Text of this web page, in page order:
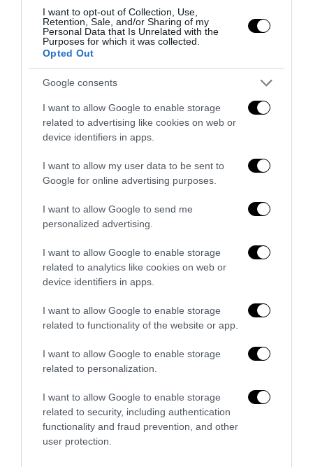
I want to opt-out of Collection, Use,
Retention, Sale, and/or Sharing of my
Personal Data that Is Unrelated with the
Purposes for which it was collected.
Opted Out
Google consents
I want to allow Google to enable storage
related to advertising like cookies on web or
device identifiers in apps.
I want to allow my user data to be sent to
Google for online advertising purposes.
I want to allow Google to send me
personalized advertising.
I want to allow Google to enable storage
related to analytics like cookies on web or
device identifiers in apps.
I want to allow Google to enable storage
related to functionality of the website or app.
I want to allow Google to enable storage
related to personalization.
I want to allow Google to enable storage
related to security, including authentication
functionality and fraud prevention, and other
user protection.
Berlino, l’islamismo colpisce il Pride: il perpetuo
fallimento dell’integrazione